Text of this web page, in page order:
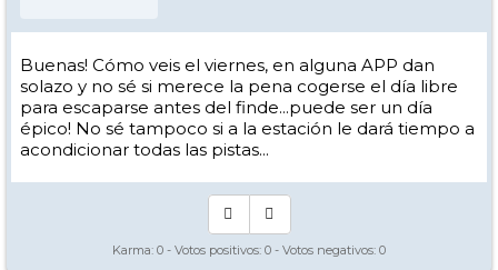
Buenas! Cómo veis el viernes, en alguna APP dan
solazo y no sé si merece la pena cogerse el día libre
para escaparse antes del finde...puede ser un día
épico! No sé tampoco si a la estación le dará tiempo a
acondicionar todas las pistas...
Karma: 0 - Votos positivos: 0 - Votos negativos: 0